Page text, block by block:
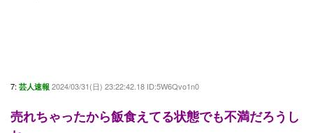
7: 芸人速報 2024/03/31(日) 23:22:42.18 ID:5W6Qvo1n0
売れちゃったから飯食えてる状態でも不満だろうし